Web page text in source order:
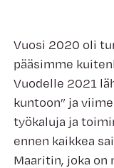
Vuosi 2020 oli
pääsimme
Vuodelle 2021
kuntoon” ja
työkaluja ja
ennen kaikkea
Maaritin, joka on